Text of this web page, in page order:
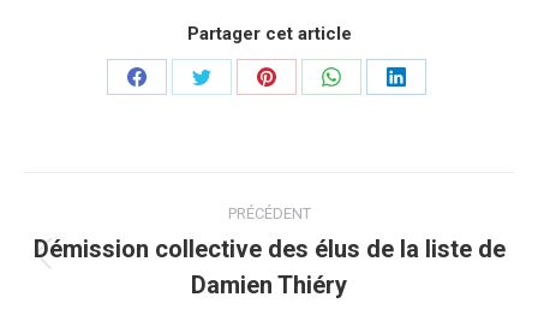
Partager cet article
PartagerPartagerPartagerPartagerPartager
article
PRÉCÉDENT
précédent
Démission collective des élus de la liste de
Damien Thiéry